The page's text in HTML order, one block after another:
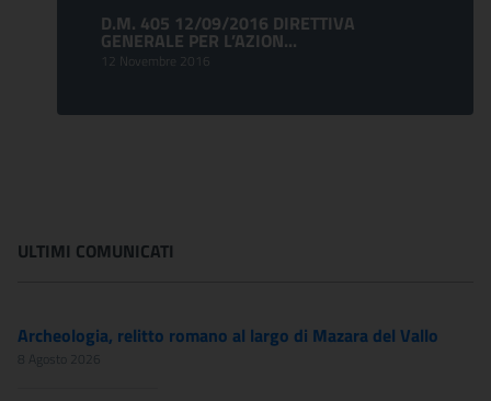
D.M. 405 12/09/2016 DIRETTIVA
GENERALE PER L’AZION...
12 Novembre 2016
ULTIMI COMUNICATI
Archeologia, relitto romano al largo di Mazara del Vallo
8 Agosto 2026